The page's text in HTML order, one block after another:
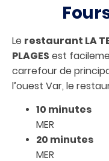
Le restaurant LA
PLAGES est
carrefour de
l’ouest Var, le
10 minutes
MER
20 minutes
MER